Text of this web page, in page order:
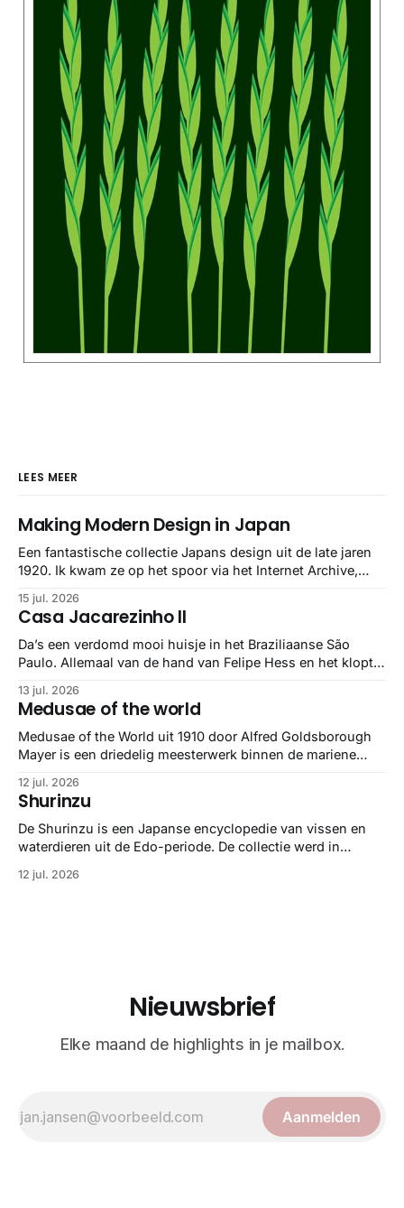
LEES MEER
Making Modern Design in Japan
Een fantastische collectie Japans design uit de late jaren
1920. Ik kwam ze op het spoor via het Internet Archive,
gebundeld in een: boek ✨ Daarin hebben ze alle scans een
stuk netter getrokken, maar op deze manier vind ik ze er
minstens
15 jul. 2026
Casa Jacarezinho II
Da’s een verdomd mooi huisje in het Braziliaanse São
Paulo. Allemaal van de hand van Felipe Hess en het klopt
13 jul. 2026
Medusae of the world
Medusae of the World uit 1910 door Alfred Goldsborough
Mayer is een driedelig meesterwerk binnen de mariene
gedetailleerd overzicht van kwallensoorten en hun
taxonomie. Het boek staat bekend om de combinatie van
strikte wetenschap met prachtige, handgetekende
illustraties en kleurendrukplaten van Mayer zelf.
12 jul. 2026
Shurinzu
De Shurinzu is een Japanse encyclopedie van vissen en
waterdieren uit de Edo-periode. De collectie werd in
bekend om verfijnde technieken en bijna driedimensionale
12 jul. 2026
Nieuwsbrief
Elke maand de highlights in je mailbox.
Aanmelden